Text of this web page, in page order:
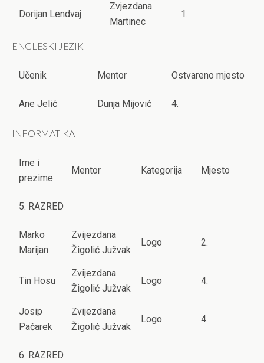
Dorijan Lendvaj
Zvjezdana
Martinec
1.
ENGLESKI JEZIK
Učenik Mentor Ostvareno mjesto
Ane Jelić Dunja Mijović 4.
INFORMATIKA
Ime i
prezime
Mentor Kategorija Mjesto
5. RAZRED
Marko
Marijan
Zvijezdana
Žigolić Južvak
Logo 2.
Tin Hosu
Zvijezdana
Žigolić Južvak
Logo 4.
Josip
Pačarek
Zvijezdana
Žigolić Južvak
Logo 4.
6. RAZRED